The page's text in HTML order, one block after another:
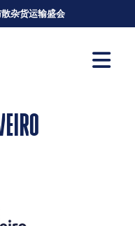
杂货运输盛会